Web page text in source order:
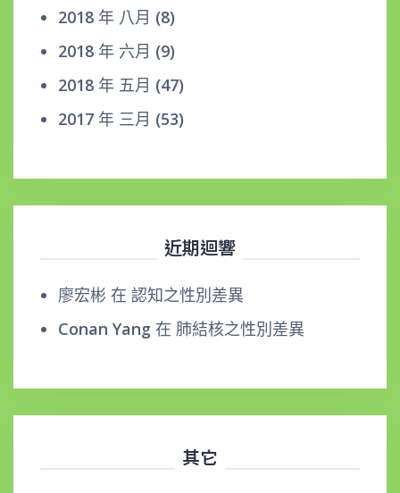
2018 年 八月 (8)
2018 年 六月 (9)
2018 年 五月 (47)
2017 年 三月 (53)
近期迴響
廖宏彬 在 認知之性別差異
Conan Yang 在 肺結核之性別差異
其它